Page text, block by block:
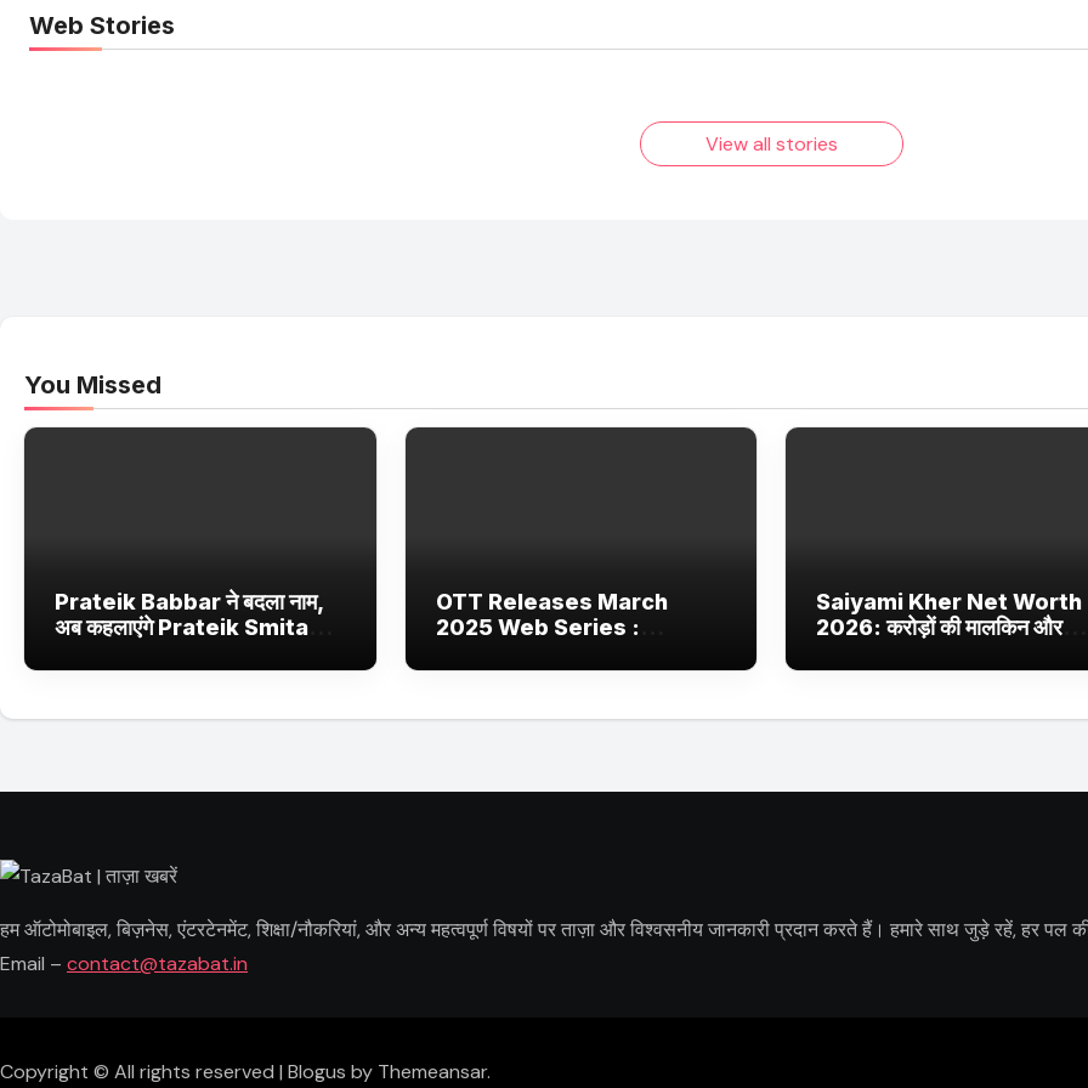
Web Stories
Elvish Yadav: एक आम लड़के से यूट्यूबर बनने की कहानी
Pooja Hegde की फिल्मों का जादू
View all stories
You Missed
Prateik Babbar ने बदला नाम,
अब कहलाएंगे Prateik Smita
OTT Releases March
2025 Web Series :
Ultra Jhakaas पर नई वेब सीरीज
Saiyami Kher Net Worth
2026: करोड़ों की मालकिन और
ट्रेंडिंग में
हम ऑटोमोबाइल, बिज़नेस, एंटरटेनमेंट, शिक्षा/नौकरियां, और अन्य महत्वपूर्ण विषयों पर ताज़ा और विश्वसनीय जानकारी प्रदान करते हैं। हमारे साथ जुड़े रहें, हर पल
Email – contact@tazabat.in
Copyright © All rights reserved | Blogus by Themeansar.